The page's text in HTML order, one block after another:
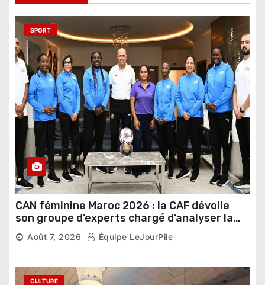
SPORT
CAN féminine Maroc 2026 : la CAF dévoile
son groupe d’experts chargé d’analyser la
compétition
Août 7, 2026 Équipe LeJourPile
CULTURE